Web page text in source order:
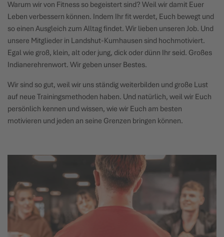
Warum wir von Fitness so begeistert sind? Weil wir damit Euer
Leben verbessern können. Indem Ihr fit werdet, Euch bewegt und
so einen Ausgleich zum Alltag findet. Wir lieben unseren Job. Und
unsere Mitglieder in Landshut-Kumhausen sind hochmotiviert.
Egal wie groß, klein, alt oder jung, dick oder dünn Ihr seid. Großes
Indianerehrenwort. Wir geben unser Bestes.
Wir sind so gut, weil wir uns ständig weiterbilden und große Lust
auf neue Trainingsmethoden haben. Und natürlich, weil wir Euch
persönlich kennen und wissen, wie wir Euch am besten
motivieren und jeden an seine Grenzen bringen können.